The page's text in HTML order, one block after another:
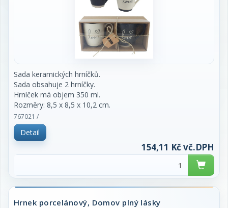
Sada keramických hrníčků.
Sada obsahuje 2 hrníčky.
Hrníček má objem 350 ml.
Rozměry: 8,5 x 8,5 x 10,2 cm.
Materiál: keramika.
Barva: černá, krémová.
Výrobek splňuje požadavky pro styk s potravinami.
767021 /
Detail
154,11 Kč vč.DPH
Hrnek porcelánový, Domov plný lásky